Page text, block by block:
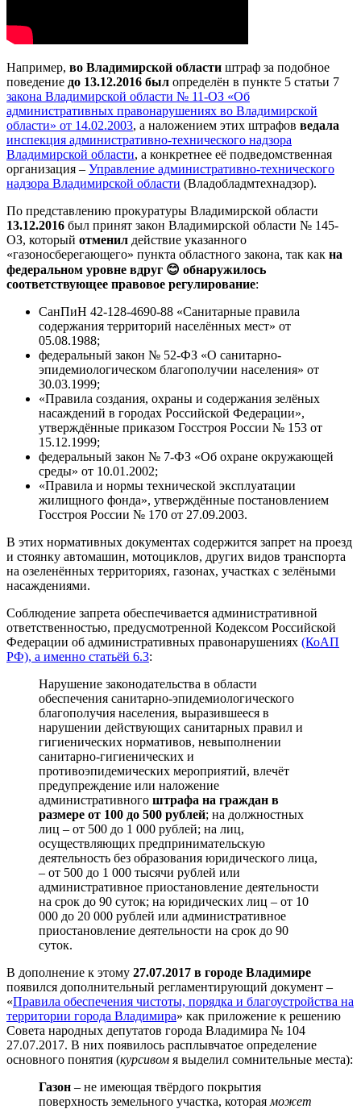
Например, во Владимирской области штраф за подобное
поведение до 13.12.2016 был определён в пункте 5 статьи 7
закона Владимирской области № 11-ОЗ «Об
административных правонарушениях во Владимирской
области» от 14.02.2003, а наложением этих штрафов ведала
инспекция административно-технического надзора
Владимирской области, а конкретнее её подведомственная
организация – Управление административно-технического
надзора Владимирской области (Владобладмтехнадзор).
По представлению прокуратуры Владимирской области
13.12.2016 был принят закон Владимирской области № 145-
ОЗ, который отменил действие указанного
«газоносберегающего» пункта областного закона, так как на
федеральном уровне вдруг 😊 обнаружилось
соответствующее правовое регулирование:
СанПиН 42-128-4690-88 «Санитарные правила
содержания территорий населённых мест» от
05.08.1988;
федеральный закон № 52-ФЗ «О санитарно-
эпидемиологическом благополучии населения» от
30.03.1999;
«Правила создания, охраны и содержания зелёных
насаждений в городах Российской Федерации»,
утверждённые приказом Госстроя России № 153 от
15.12.1999;
федеральный закон № 7-ФЗ «Об охране окружающей
среды» от 10.01.2002;
«Правила и нормы технической эксплуатации
жилищного фонда», утверждённые постановлением
Госстроя России № 170 от 27.09.2003.
В этих нормативных документах содержится запрет на проезд
и стоянку автомашин, мотоциклов, других видов транспорта
на озеленённых территориях, газонах, участках с зелёными
насаждениями.
Соблюдение запрета обеспечивается административной
ответственностью, предусмотренной Кодексом Российской
Федерации об административных правонарушениях (КоАП
РФ), а именно статьёй 6.3:
Нарушение законодательства в области
обеспечения санитарно-эпидемиологического
благополучия населения, выразившееся в
нарушении действующих санитарных правил и
гигиенических нормативов, невыполнении
санитарно-гигиенических и
противоэпидемических мероприятий, влечёт
предупреждение или наложение
административного штрафа на граждан в
размере от 100 до 500 рублей; на должностных
лиц – от 500 до 1 000 рублей; на лиц,
осуществляющих предпринимательскую
деятельность без образования юридического лица,
– от 500 до 1 000 тысячи рублей или
административное приостановление деятельности
на срок до 90 суток; на юридических лиц – от 10
000 до 20 000 рублей или административное
приостановление деятельности на срок до 90
суток.
В дополнение к этому 27.07.2017 в городе Владимире
появился дополнительный регламентирующий документ –
«Правила обеспечения чистоты, порядка и благоустройства на
территории города Владимира» как приложение к решению
Совета народных депутатов города Владимира № 104
27.07.2017. В них появилось расплывчатое определение
основного понятия (курсивом я выделил сомнительные места):
Газон – не имеющая твёрдого покрытия
поверхность земельного участка, которая может